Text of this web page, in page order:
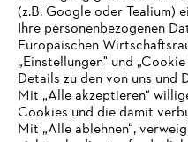
Unternehmen
Online Shop
(z.B. Google oder Tealium)
Ihre personenbezogenen
Europäischen
„Einstellungen" und
Details zu den von uns
Mit „Alle akzeptieren“
Cookies und die damit
Mit „Alle ablehnen“,